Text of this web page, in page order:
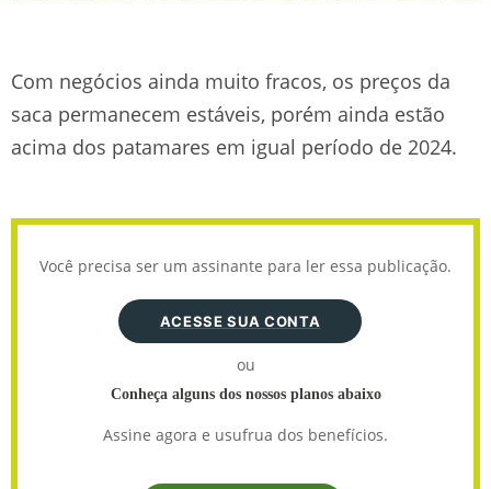
Com negócios ainda muito fracos, os preços da
saca permanecem estáveis, porém ainda estão
acima dos patamares em igual período de 2024.
Você precisa ser um assinante para ler essa publicação.
ACESSE SUA CONTA
ou
Conheça alguns dos nossos planos abaixo
Assine agora e usufrua dos benefícios.